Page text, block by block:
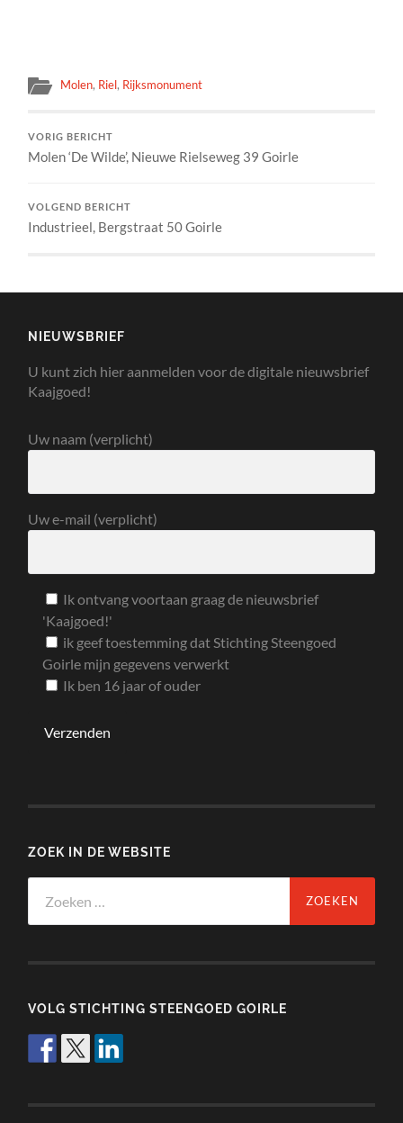
Molen, Riel, Rijksmonument
VORIG BERICHT
Molen ‘De Wilde’, Nieuwe Rielseweg 39 Goirle
VOLGEND BERICHT
Industrieel, Bergstraat 50 Goirle
NIEUWSBRIEF
U kunt zich hier aanmelden voor de digitale nieuwsbrief
Kaajgoed!
Uw naam (verplicht)
Uw e-mail (verplicht)
Ik ontvang voortaan graag de nieuwsbrief
'Kaajgoed!'
ik geef toestemming dat Stichting Steengoed
Goirle mijn gegevens verwerkt
Ik ben 16 jaar of ouder
ZOEK IN DE WEBSITE
naar:
VOLG STICHTING STEENGOED GOIRLE